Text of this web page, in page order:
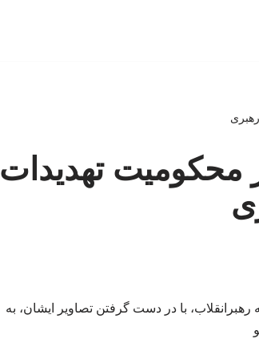
محکومیت تهدیدات
با در دست گرفتن تصاویر ایشان، به